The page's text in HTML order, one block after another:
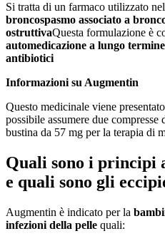
Si tratta di un farmaco utilizzato
broncospasmo associato a
ostruttivaQuesta formulazione è
automedicazione a lungo termine
antibiotici
Informazioni su Augmentin
Questo medicinale viene
possibile assumere due compresse
bustina da 57 mg per la terapia di
Quali sono i principi
e quali sono gli
Augmentin è indicato per la
infezioni della pelle quali: